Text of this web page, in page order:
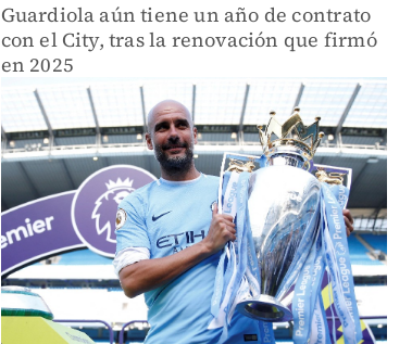
Guardiola aún tiene un año de contrato
con el City, tras la renovación que firmó
en 2025